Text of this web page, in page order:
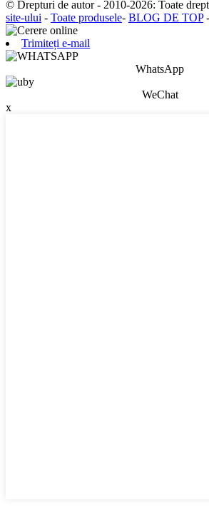
© Drepturi de autor - 2010-2026: Toate
site-ului - Toate produsele- BLOG DE TOP-
Trimiteți e-mail
WhatsApp
WeChat
x